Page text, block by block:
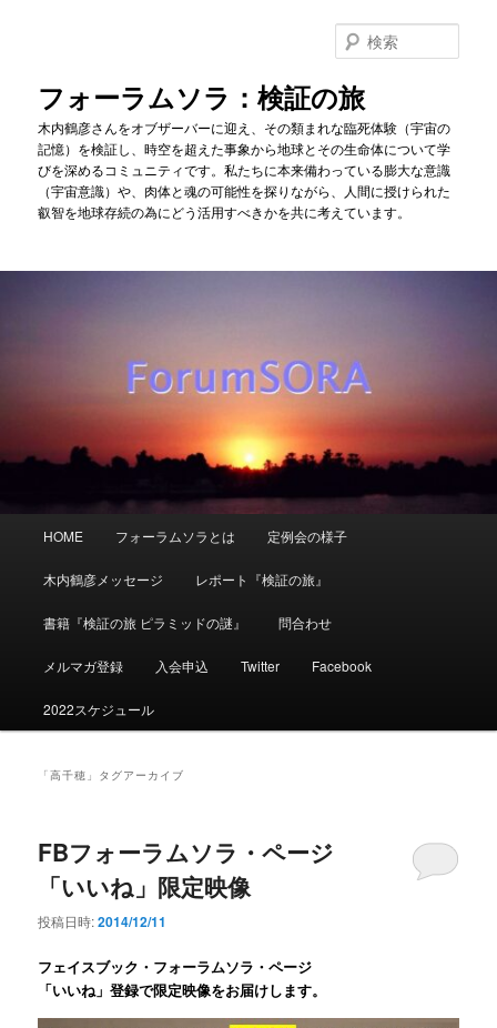
フォーラムソラ：検証の旅
木内鶴彦さんをオブザーバーに迎え、その類まれな臨死体験（宇宙の
記憶）を検証し、時空を超えた事象から地球とその生命体について学
びを深めるコミュニティです。私たちに本来備わっている膨大な意識
（宇宙意識）や、肉体と魂の可能性を探りながら、人間に授けられた
叡智を地球存続の為にどう活用すべきかを共に考えています。
索
HOME フォーラムソラとは 定例会の様子
木内鶴彦メッセージ レポート『検証の旅』
書籍『検証の旅 ピラミッドの謎』 問合わせ
メルマガ登録 入会申込 Twitter Facebook
2022スケジュール
「高千穂 」タグアーカイブ
FBフォーラムソラ・ページ
「いいね」限定映像
投稿日時:2014/12/11
フェイスブック・フォーラムソラ・ページ
「いいね」登録で限定映像をお届けします。